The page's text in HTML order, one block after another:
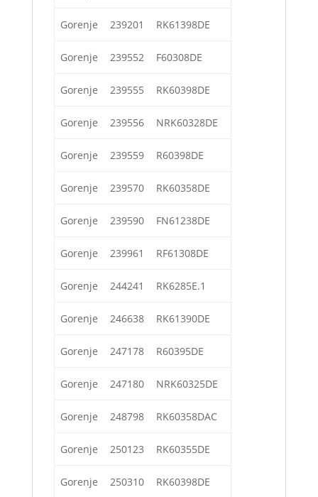
Gorenje 239201 RK61398DE
Gorenje 239552 F60308DE
Gorenje 239555 RK60398DE
Gorenje 239556 NRK60328DE
Gorenje 239559 R60398DE
Gorenje 239570 RK60358DE
Gorenje 239590 FN61238DE
Gorenje 239961 RF61308DE
Gorenje 244241 RK6285E.1
Gorenje 246638 RK61390DE
Gorenje 247178 R60395DE
Gorenje 247180 NRK60325DE
Gorenje 248798 RK60358DAC
Gorenje 250123 RK60355DE
Gorenje 250310 RK60398DE